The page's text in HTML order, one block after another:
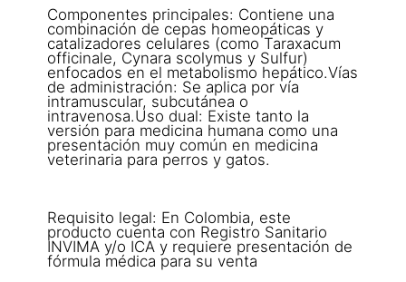
Componentes principales: Contiene una
combinación de cepas homeopáticas y
catalizadores celulares (como Taraxacum
officinale, Cynara scolymus y Sulfur)
enfocados en el metabolismo hepático.Vías
de administración: Se aplica por vía
intramuscular, subcutánea o
intravenosa.Uso dual: Existe tanto la
versión para medicina humana como una
presentación muy común en medicina
veterinaria para perros y gatos.
Requisito legal: En Colombia, este
producto cuenta con Registro Sanitario
INVIMA y/o ICA y requiere presentación de
fórmula médica para su venta